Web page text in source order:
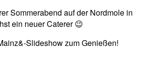
Sommerabend auf der Nordmole in
ein neuer Caterer 😉
Slideshow zum Genießen!